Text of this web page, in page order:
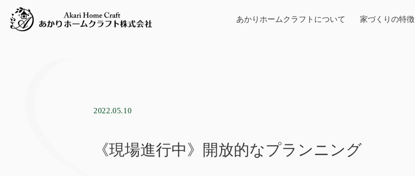
あかりホームクラフトについて 家づくりの特徴
2022.05.10
《現場進行中》開放的なプランニング